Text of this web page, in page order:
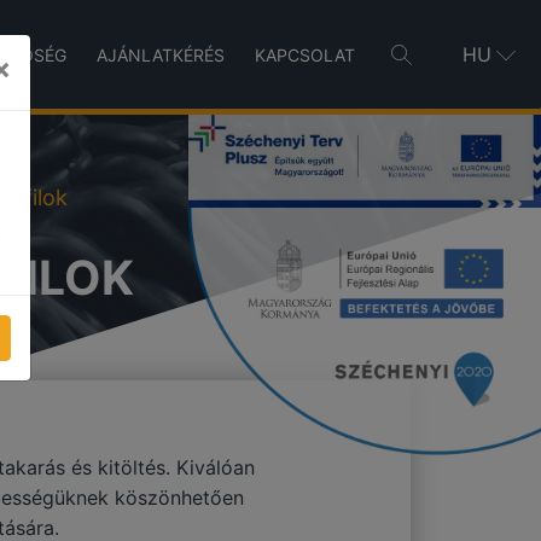
AJÁNLATKÉRÉS KAPCSOLAT HU
és kitöltés. Kiválóan
köszönhetően